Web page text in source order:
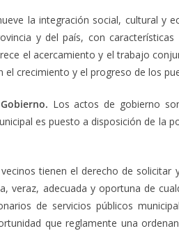
la integración social, cultural y
y del país, con
el acercamiento y el trabajo
crecimiento y el progreso de los
Los actos de gobierno
es puesto a disposición de la
tienen el derecho de
veraz, adecuada y oportuna de
de servicios públicos
que reglamente una